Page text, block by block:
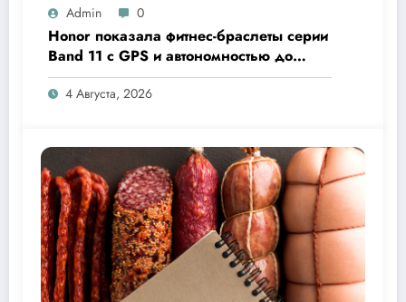
Admin 0
Honor показала фитнес-браслеты серии
Band 11 с GPS и автономностью до
26 дней
4 Августа, 2026